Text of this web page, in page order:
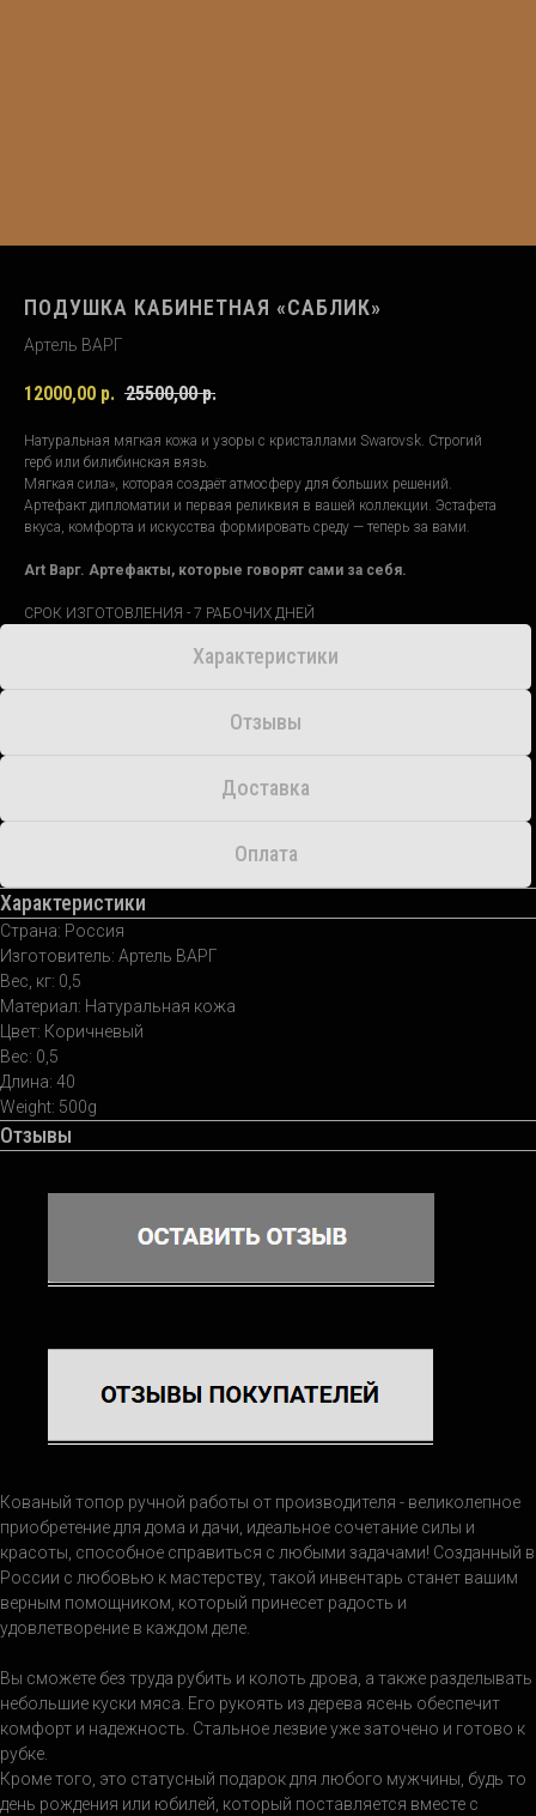
ПОДУШКА КАБИНЕТНАЯ «САБЛИК»
Артель ВАРГ
12000,00 р. 25500,00 р.
Натуральная мягкая кожа и узоры с кристаллами Swarovsk. Строгий
герб или билибинская вязь.
Мягкая сила», которая создаёт атмосферу для больших решений.
Артефакт дипломатии и первая реликвия в вашей коллекции. Эстафета
вкуса, комфорта и искусства формировать среду — теперь за вами.
Аrt Варг. Артефакты, которые говорят сами за себя.
СРОК ИЗГОТОВЛЕНИЯ - 7 РАБОЧИХ ДНЕЙ
Характеристики
Отзывы
Доставка
Оплата
Характеристики
Страна: Россия
Изготовитель: Артель ВАРГ
Вес, кг: 0,5
Материал: Натуральная кожа
Цвет: Коричневый
Вес: 0,5
Длина: 40
Weight: 500g
Отзывы
Кованый топор ручной работы от производителя - великолепное
приобретение для дома и дачи, идеальное сочетание силы и
красоты, способное справиться с любыми задачами! Созданный в
России с любовью к мастерству, такой инвентарь станет вашим
верным помощником, который принесет радость и
удовлетворение в каждом деле.
Вы сможете без труда рубить и колоть дрова, а также разделывать
небольшие куски мяса. Его рукоять из дерева ясень обеспечит
комфорт и надежность. Стальное лезвие уже заточено и готово к
рубке.
Кроме того, это статусный подарок для любого мужчины, будь то
день рождения или юбилей, который поставляется вместе с